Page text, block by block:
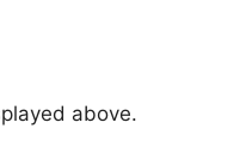
above.